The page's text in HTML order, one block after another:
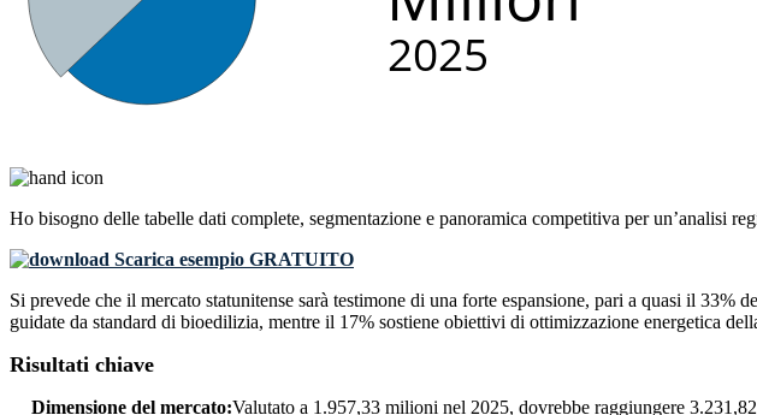
Ho bisogno delle tabelle dati complete, segmentazione e panoramica competitiva per un’analisi
Scarica esempio GRATUITO
Si prevede che il mercato statunitense sarà testimone di una forte espansione, pari a quasi il
guidate da standard di bioedilizia, mentre il 17% sostiene obiettivi di ottimizzazione energetica
Risultati chiave
Dimensione del mercato:Valutato a 1.957,33 milioni nel 2025, dovrebbe raggiungere